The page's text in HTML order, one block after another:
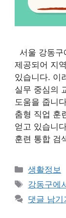
서울 강동구
제공되어 지
있습니다. 이
실무 중심의
도움을 줍니
춤형 직업 훈
얻고 있습니
훈련 통합 검
카
테
고
리
생활정보
태
그
강동구에
댓글 남기